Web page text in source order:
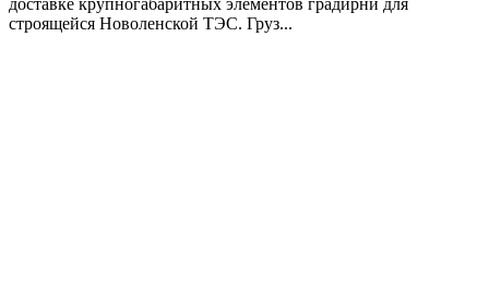
строящейся Новоленской ТЭС. Груз...